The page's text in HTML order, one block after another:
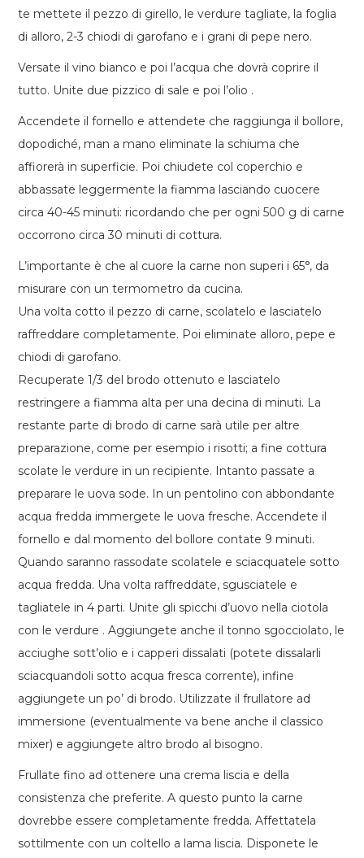
te mettete il pezzo di girello, le verdure tagliate, la foglia
di alloro, 2-3 chiodi di garofano e i grani di pepe nero.
Versate il vino bianco e poi l’acqua che dovrà coprire il
tutto. Unite due pizzico di sale e poi l’olio .
Accendete il fornello e attendete che raggiunga il bollore,
dopodiché, man a mano eliminate la schiuma che
affiorerà in superficie. Poi chiudete col coperchio e
abbassate leggermente la fiamma lasciando cuocere
circa 40-45 minuti: ricordando che per ogni 500 g di carne
occorrono circa 30 minuti di cottura.
L’importante è che al cuore la carne non superi i 65°, da
misurare con un termometro da cucina.
Una volta cotto il pezzo di carne, scolatelo e lasciatelo
raffreddare completamente. Poi eliminate alloro, pepe e
chiodi di garofano.
Recuperate 1/3 del brodo ottenuto e lasciatelo
restringere a fiamma alta per una decina di minuti. La
restante parte di brodo di carne sarà utile per altre
preparazione, come per esempio i risotti; a fine cottura
scolate le verdure in un recipiente. Intanto passate a
preparare le uova sode. In un pentolino con abbondante
acqua fredda immergete le uova fresche. Accendete il
fornello e dal momento del bollore contate 9 minuti.
Quando saranno rassodate scolatele e sciacquatele sotto
acqua fredda. Una volta raffreddate, sgusciatele e
tagliatele in 4 parti. Unite gli spicchi d’uovo nella ciotola
con le verdure . Aggiungete anche il tonno sgocciolato, le
acciughe sott’olio e i capperi dissalati (potete dissalarli
sciacquandoli sotto acqua fresca corrente), infine
aggiungete un po’ di brodo. Utilizzate il frullatore ad
immersione (eventualmente va bene anche il classico
mixer) e aggiungete altro brodo al bisogno.
Frullate fino ad ottenere una crema liscia e della
consistenza che preferite. A questo punto la carne
dovrebbe essere completamente fredda. Affettatela
sottilmente con un coltello a lama liscia. Disponete le